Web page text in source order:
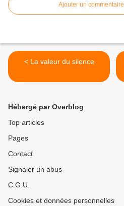
Ajouter un commentaire
< La valeur du silence
Hébergé par Overblog
Top articles
Pages
Contact
Signaler un abus
C.G.U.
Cookies et données personnelles